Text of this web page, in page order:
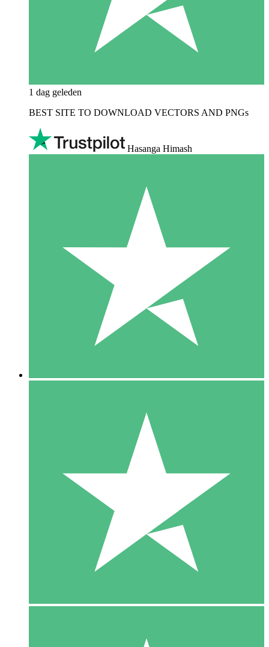
1 dag geleden
BEST SITE TO DOWNLOAD VECTORS AND PNGs
Hasanga Himash